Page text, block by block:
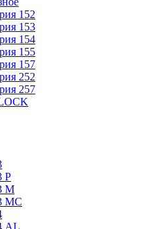
152
153
154
155
157
252
257
P
М
МC
AL